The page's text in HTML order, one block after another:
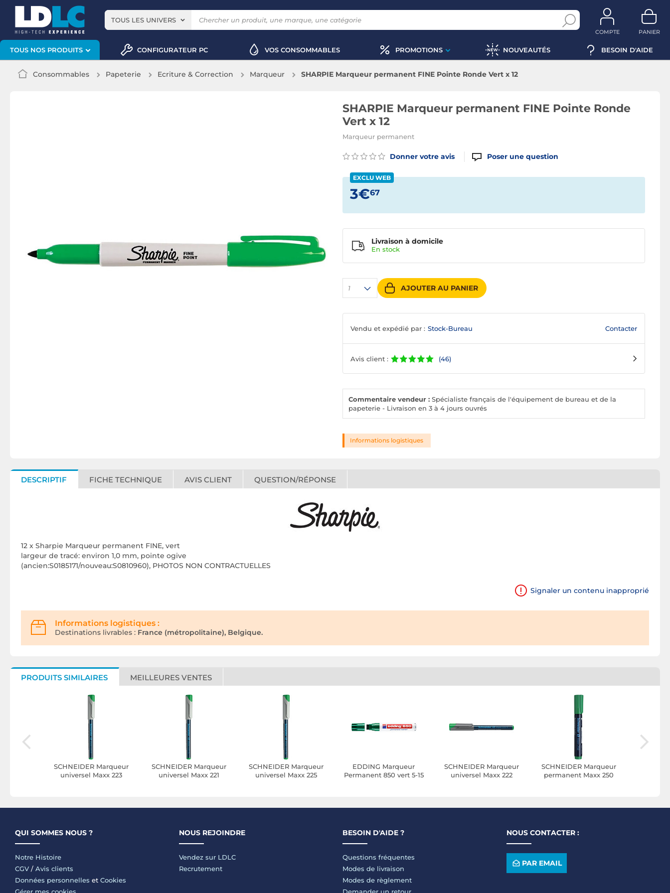
TOUS LES UNIVERS
COMPTE PANIER
TOUS NOS PRODUITS CONFIGURATEUR PC VOS CONSOMMABLES PROMOTIONS NOUVEAUTÉS BESOIN D'AIDE
Consommables Papeterie Ecriture & Correction Marqueur SHARPIE Marqueur permanent FINE Pointe Ronde Vert x 12
SHARPIE Marqueur permanent FINE Pointe Ronde
Vert x 12
Marqueur permanent
Donner votre avis Poser une question
EXCLU WEB
3€67
1 AJOUTER AU PANIER
Livraison à domicile
En stock
Vendu et expédié par : Stock-Bureau Contacter
Avis client : (46)
Commentaire vendeur : Spécialiste français de l'équipement de bureau et de la
papeterie - Livraison en 3 à 4 jours ouvrés
Informations logistiques
DESCRIPTIF FICHE TECHNIQUE AVIS CLIENT QUESTION/RÉPONSE
12 x Sharpie Marqueur permanent FINE, vert
largeur de tracé: environ 1,0 mm, pointe ogive
(ancien:S0185171/nouveau:S0810960), PHOTOS NON CONTRACTUELLES
Signaler un contenu inapproprié
Informations logistiques :
Destinations livrables : France (métropolitaine), Belgique.
PRODUITS SIMILAIRES MEILLEURES VENTES
SCHNEIDER Marqueur
universel Maxx 223
SCHNEIDER Marqueur
universel Maxx 221
SCHNEIDER Marqueur
universel Maxx 225
EDDING Marqueur
Permanent 850 vert 5-15
SCHNEIDER Marqueur
universel Maxx 222
SCHNEIDER Marqueur
permanent Maxx 250
QUI SOMMES NOUS ?
Notre Histoire
CGV / Avis clients
Données personnelles et Cookies
NOUS REJOINDRE
Vendez sur LDLC
Recrutement
BESOIN D'AIDE ?
Questions fréquentes
Modes de livraison
Modes de règlement
NOUS CONTACTER :
PAR EMAIL